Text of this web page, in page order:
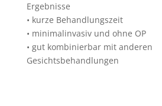
Ergebnisse
• kurze Behandlungszeit
• minimalinvasiv und ohne OP
• gut kombinierbar mit anderen
Gesichtsbehandlungen